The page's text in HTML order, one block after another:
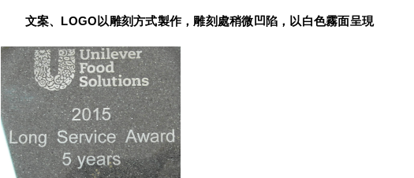
文案、LOGO以雕刻方式製作，雕刻處稍微凹陷，以白色霧面呈現